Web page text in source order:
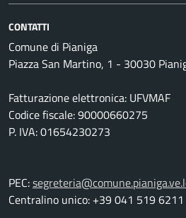
CONTATTI
Comune di Pianiga
Piazza San Martino, 1 - 30030
Fatturazione elettronica: UFVMAF
Codice fiscale: 90000660275
P. IVA: 01654230273
PEC:
Centralino unico: +39 041 519 6211